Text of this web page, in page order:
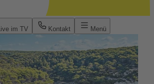
Live im TV Kontakt Menü